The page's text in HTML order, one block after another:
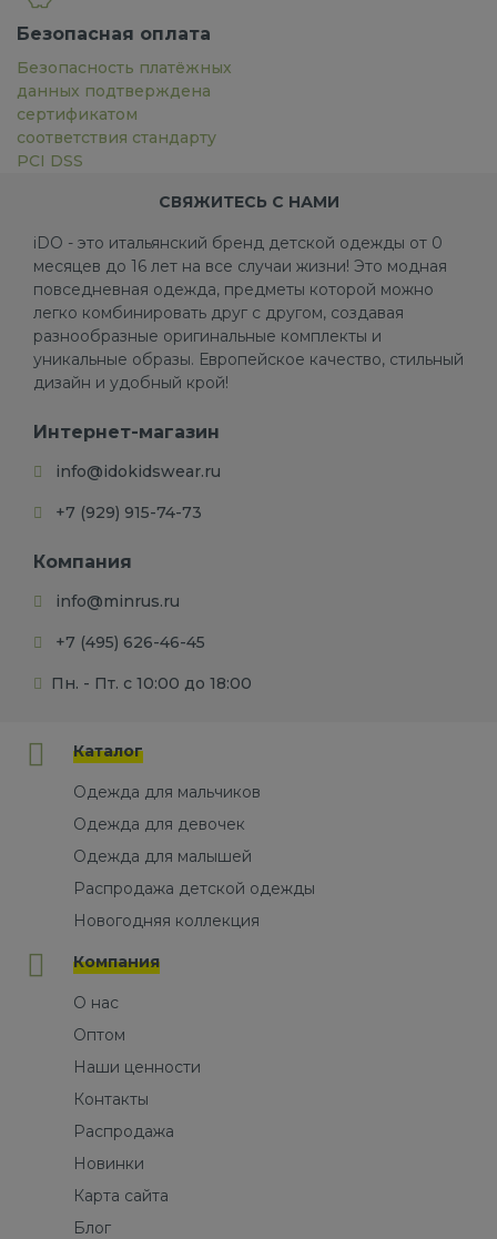
Безопасная оплата
Безопасность платёжных
данных подтверждена
сертификатом
соответствия стандарту
PCI DSS
СВЯЖИТЕСЬ С НАМИ
iDO - это итальянский бренд детской одежды от 0
месяцев до 16 лет на все случаи жизни! Это модная
повседневная одежда, предметы которой можно
легко комбинировать друг с другом, создавая
разнообразные оригинальные комплекты и
уникальные образы. Европейское качество, стильный
дизайн и удобный крой!
Интернет-магазин
info@idokidswear.ru
+7 (929) 915-74-73
Компания
info@minrus.ru
+7 (495) 626-46-45
Пн. - Пт. с 10:00 до 18:00
Каталог
Одежда для мальчиков
Одежда для девочек
Одежда для малышей
Распродажа детской одежды
Новогодняя коллекция
Компания
О нас
Оптом
Наши ценности
Контакты
Распродажа
Новинки
Карта сайта
Блог